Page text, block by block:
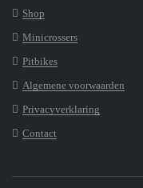
Shop
Minicrossers
Pitbikes
Algemene voorwaarden
Privacyverklaring
Contact